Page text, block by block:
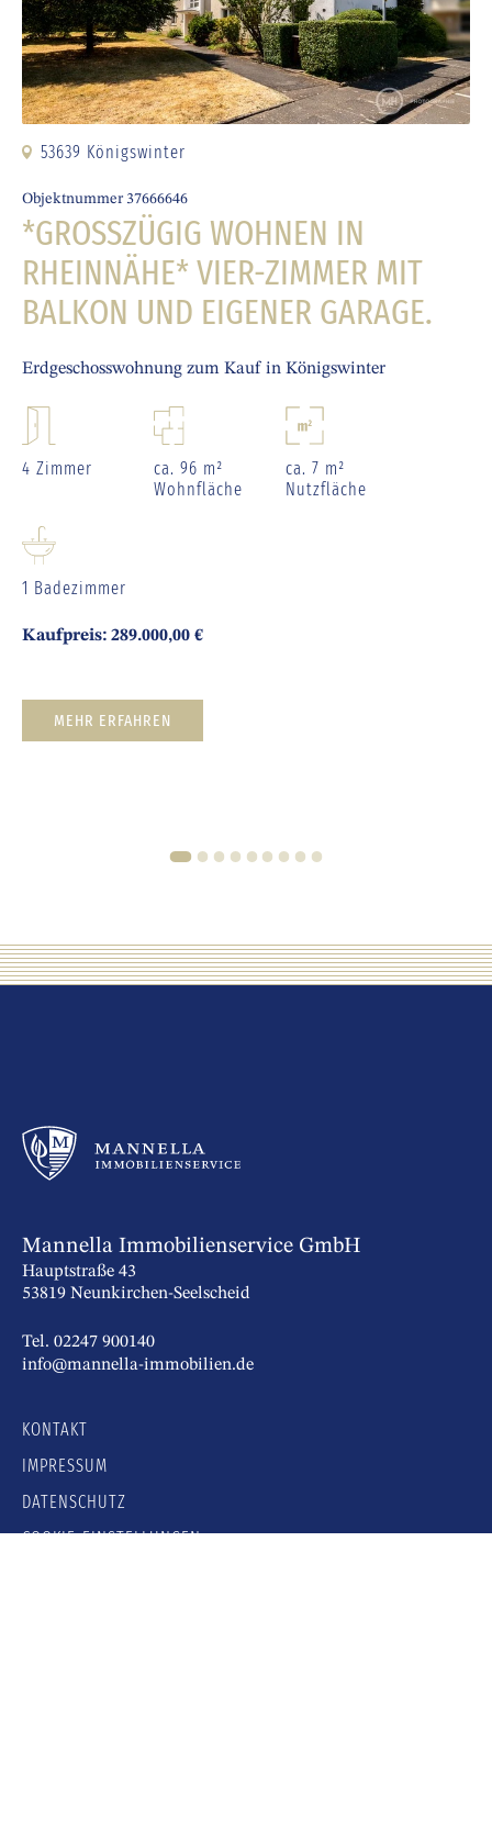
53639 Königswinter
Objektnummer 37666646
*GROSSZÜGIG WOHNEN IN R
HEINNÄHE* VIER-ZIMMER MIT B
ALKON UND EIGENER GARAGE.
Erdgeschosswohnung zum Kauf in Königswinter
4 Zimmer
ca. 96 m²
Wohnfläche
ca. 7 m²
Nutzfläche
1 Badezimmer
Kaufpreis: 289.000,00 €
MEHR ERFAHREN
1 2 3 4 5 6 7 8 9
Mannella Immobilienservice GmbH
Hauptstraße 43
53819 Neunkirchen-Seelscheid
Tel. 02247 900140
info@mannella-immobilien.de
KONTAKT
IMPRESSUM
DATENSCHUTZ
COOKIE-EINSTELLUNGEN